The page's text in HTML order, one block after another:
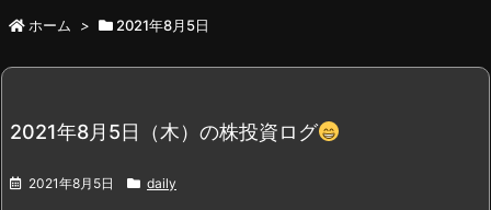
ホーム > 2021年8月5日
2021年8月5日（木）の株投資ログ
2021年8月5日 daily